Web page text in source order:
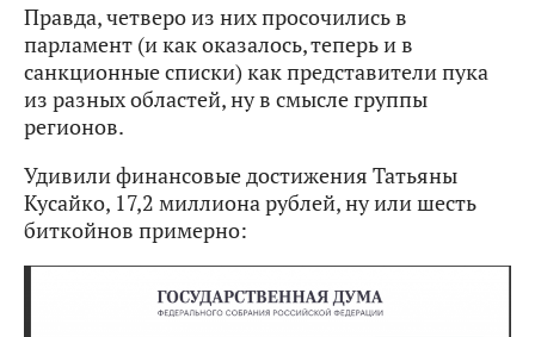
Правда, четверо из них просочились в
парламент (и как оказалось, теперь и в
санкционные списки) как представители пука
из разных областей, ну в смысле группы
регионов.
Удивили финансовые достижения Татьяны
Кусайко, 17,2 миллиона рублей, ну или шесть
биткойнов примерно: